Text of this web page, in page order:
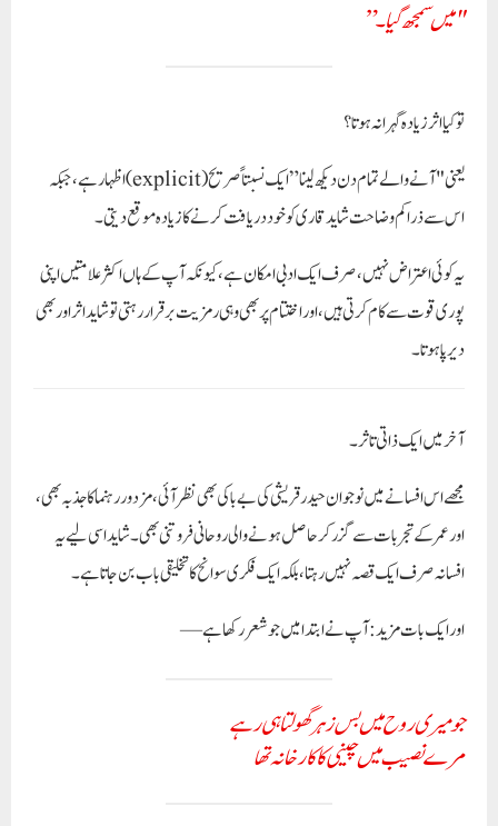
"میں سمجھ گیا۔”
تو کیا اثر زیادہ گہرا نہ ہوتا؟
یعنی "آنے والے تمام دن دیکھ لینا” ایک نسبتاً صریح (explicit) اظہار ہے، جبکہ
اس سے ذرا کم وضاحت شاید قاری کو خود دریافت کرنے کا زیادہ موقع دیتی۔
یہ کوئی اعتراض نہیں، صرف ایک ادبی امکان ہے، کیونکہ آپ کے ہاں اکثر علامتیں اپنی
پوری قوت سے کام کرتی ہیں، اور اختتام پر بھی وہی رمزیت برقرار رہتی تو شاید اثر اور بھی
دیرپا ہوتا۔
آخر میں ایک ذاتی تاثر۔
مجھے اس افسانے میں نوجوان حیدر قریشی کی بے باکی بھی نظر آئی، مزدور رہنما کا جذبہ بھی،
اور عمر کے تجربات سے گزر کر حاصل ہونے والی روحانی فروتنی بھی۔ شاید اسی لیے یہ
افسانہ صرف ایک قصہ نہیں رہتا، بلکہ ایک فکری سوانح کا تخلیقی باب بن جاتا ہے۔
اور ایک بات مزید: آپ نے ابتدا میں جو شعر رکھا ہے—
جو میری روح میں بس زہر گھولتا ہی رہے
مرے نصیب میں چینی کا کارخانہ تھا